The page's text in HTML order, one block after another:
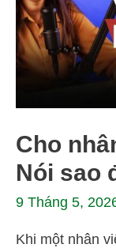
Cho
Nói sao
quyết
công sở
9 Tháng 5,
Khi một nhân